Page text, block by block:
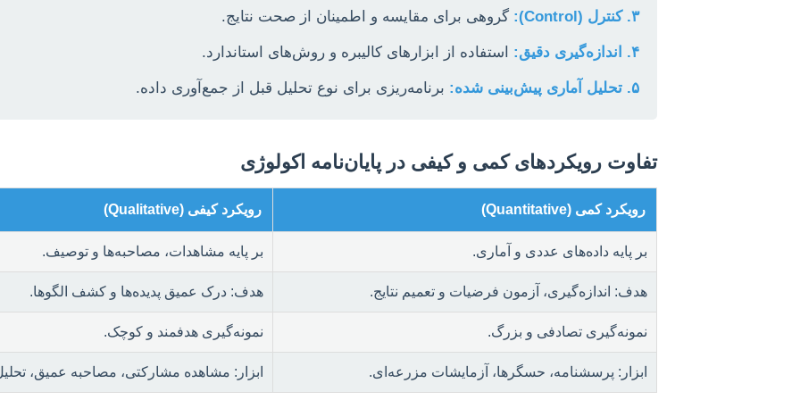
۳. کنترل (Control): گروهی برای مقایسه و اطمینان از صحت نتایج.
۴. اندازه‌گیری دقیق: استفاده از ابزارهای کالیبره و روش‌های استاندارد.
۵. تحلیل آماری پیش‌بینی شده: برنامه‌ریزی برای نوع تحلیل قبل از جمع‌آوری داده.
تفاوت رویکردهای کمی و کیفی در پایان‌نامه اکولوژی
رویکرد کمی (Quantitative) رویکرد کیفی (Qualitative)
بر پایه داده‌های عددی و آماری. بر پایه مشاهدات، مصاحبه‌ها و توصیف.
هدف: اندازه‌گیری، آزمون فرضیات و تعمیم نتایج. هدف: درک عمیق پدیده‌ها و کشف الگوها.
نمونه‌گیری تصادفی و بزرگ. نمونه‌گیری هدفمند و کوچک.
ابزار: پرسشنامه، حسگرها، آزمایشات مزرعه‌ای. ابزار: مشاهده مشارکتی، مصاحبه عمیق،